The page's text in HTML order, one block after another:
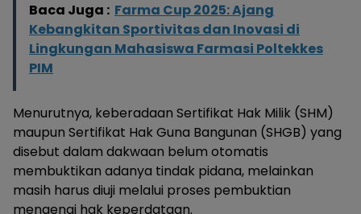
Baca Juga : Farma Cup 2025: Ajang
Kebangkitan Sportivitas dan Inovasi di
Lingkungan Mahasiswa Farmasi Poltekkes
PIM
Menurutnya, keberadaan Sertifikat Hak Milik (SHM)
maupun Sertifikat Hak Guna Bangunan (SHGB) yang
disebut dalam dakwaan belum otomatis
membuktikan adanya tindak pidana, melainkan
masih harus diuji melalui proses pembuktian
mengenai hak keperdataan.